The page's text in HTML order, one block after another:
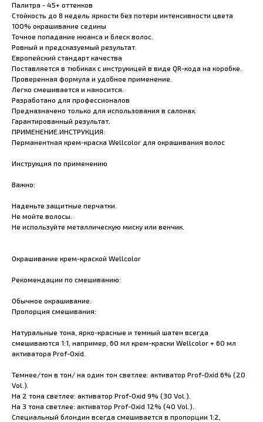
Палитра - 45+ оттенков
Стойкость до 8 недель яркости без потери интенсивности цвета
100% окрашивание седины
Точное попадание нюанса и блеск волос.
Ровный и предсказуемый результат.
Европейский стандарт качества
Поставляется в тюбиках с инструкицей в виде QR-кода на коробке.
Проверенная формула и удобное применение.
Легко смешивается и наносится.
Разработано для профессионалов
Предназначено только для использования в салонах.
Гарантированный результат.
ПРИМЕНЕНИЕ.ИНСТРУКЦИЯ:
Перманентная крем-краска Wellcolor для окрашивания волос
Инструкция по применению
Важно:
Наденьте защитные перчатки.
Не мойте волосы.
Не используйте металлическую миску или венчик.
Окрашивание крем-краской Wellcolor
Рекомендации по смешиванию:
Обычное окрашивание.
Пропорция смешивания:
Натуральные тона, ярко-красные и темный шатен всегда
смешиваются 1:1, например, 60 мл крем-краски Wellcolor + 60 мл
активатора Prof-Oxid.
Темнее/тон в тон/ на один тон светлее: активатор Prof-Oxid 6% (20
Vol.).
На 2 тона светлее: активатор Prof-Oxid 9% (30 Vol.).
На 3 тона светлее: активатор Prof-Oxid 12% (40 Vol.).
Специальный блондин всегда смешивается в пропорции 1:2,